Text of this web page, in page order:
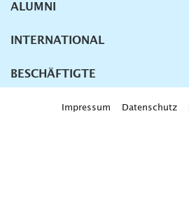
ALUMNI
INTERNATIONAL
BESCHÄFTIGTE
Impressum Datenschutz